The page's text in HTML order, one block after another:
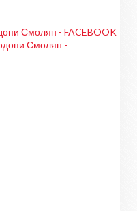
Смолян - FACEBOOK
Смолян -